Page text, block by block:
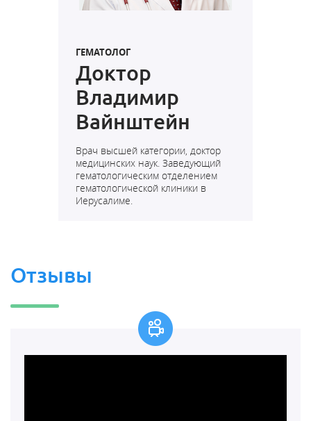
ГЕМАТОЛОГ
Доктор
Владимир
Вайнштейн
Врач высшей категории, доктор
медицинских наук. Заведующий
гематологическим отделением
гематологической клиники в
Иерусалиме.
Отзывы